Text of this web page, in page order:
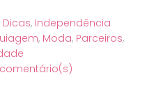
Dicas, Independência
, Moda, Parceiros,